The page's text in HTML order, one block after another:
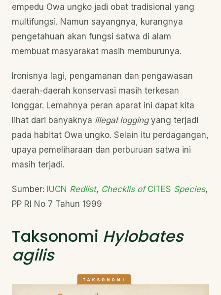
empedu Owa ungko jadi obat tradisional yang
multifungsi. Namun sayangnya, kurangnya
pengetahuan akan fungsi satwa di alam
membuat masyarakat masih memburunya.
Ironisnya lagi, pengamanan dan pengawasan
daerah-daerah konservasi masih terkesan
longgar. Lemahnya peran aparat ini dapat kita
lihat dari banyaknya illegal loggingyang terjadi
pada habitat Owa ungko. Selain itu perdagangan,
upaya pemeliharaan dan perburuan satwa ini
masih terjadi.
Sumber: IUCN Redlist, Checklis ofCITES Species,
PP RI No 7 Tahun 1999
Taksonomi Hylobates
agilis